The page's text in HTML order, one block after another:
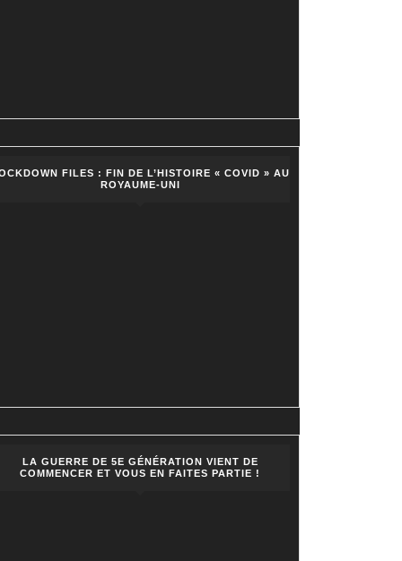
FILES : FIN DE L’HISTOIRE « COVID » AU
ROYAUME-UNI
LA GUERRE DE 5E GÉNÉRATION VIENT DE
COMMENCER ET VOUS EN FAITES PARTIE !